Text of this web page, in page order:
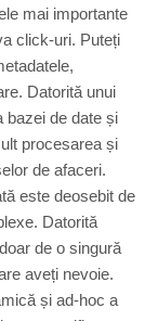
mai importante
click-uri. Puteți
Datorită unui
bazei de date și
procesarea și
de afaceri.
este deosebit de
Datorită
de o singură
aveți nevoie.
și ad-hoc a